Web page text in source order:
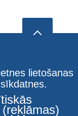
lietošanas